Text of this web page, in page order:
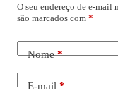
O seu endereço de e-mail
são marcados com *
Nome*
E-mail*